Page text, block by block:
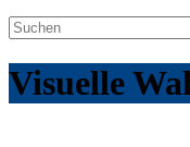
Visuelle